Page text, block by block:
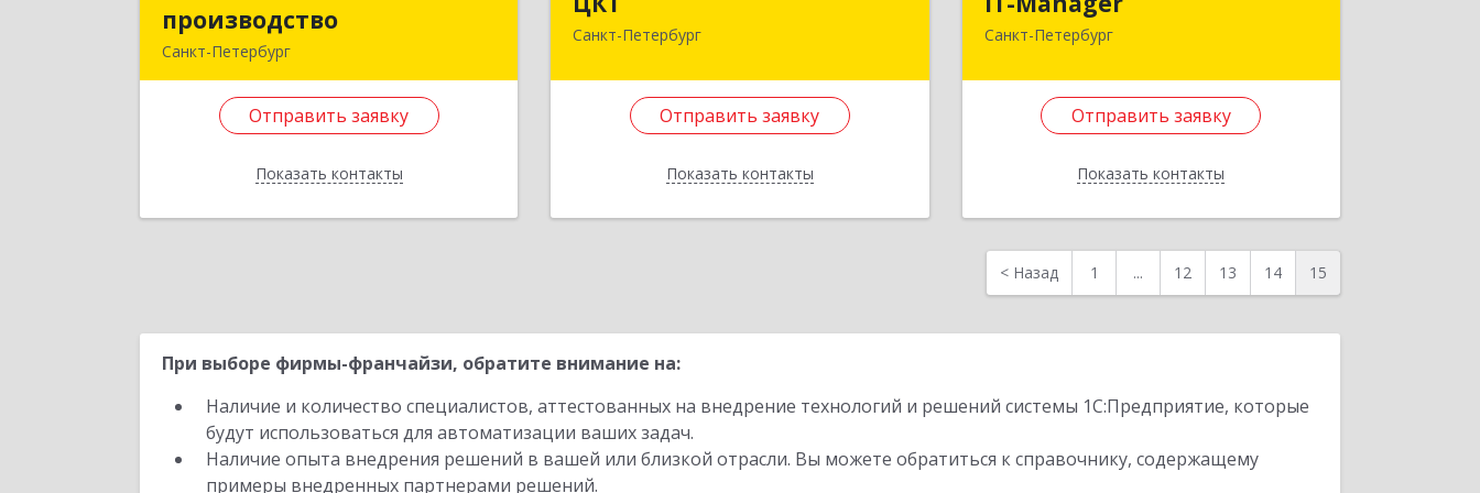
производство
Санкт-Петербург
Отправить заявку
Показать контакты
производство
ул, дом № 9, литера А, пом.248
Санкт-Петербург
Отправить заявку
Показать контакты
191119, Санкт-Петербург г, Печатника
Подробнее
Отправить заявку
Назад
Санкт-Петербург
Отправить заявку
Показать контакты
196233, Санкт-Петербург г, Витебский
Назад
< Назад 1 ... 12 13 14 15
При выборе фирмы-франчайзи, обратите внимание на:
Наличие и количество специалистов, аттестованных на внедрение технологий и решений системы 1С:Предприятие, которые
будут использоваться для автоматизации ваших задач.
Наличие опыта внедрения решений в вашей или близкой отрасли. Вы можете обратиться к справочнику, содержащему
примеры внедренных партнерами решений.